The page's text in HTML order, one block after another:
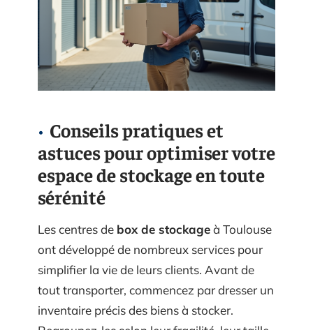
Conseils pratiques et
astuces pour optimiser votre
espace de stockage en toute
sérénité
Les centres de box de stockageà Toulouse
ont développé de nombreux services pour
simplifier la vie de leurs clients. Avant de
tout transporter, commencez par dresser un
inventaire précis des biens à stocker.